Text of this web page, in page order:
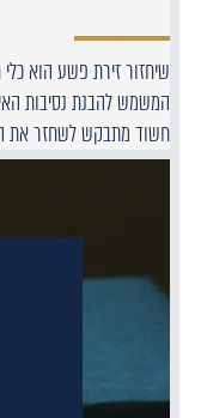
שיחזור זירת פשע הוא
המשמש להבנת נסיבות
חשוד מתבקש לשחזר את